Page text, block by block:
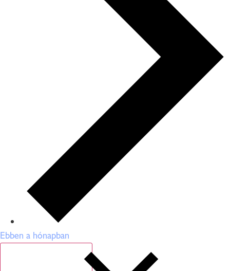
Ebben a hónapban